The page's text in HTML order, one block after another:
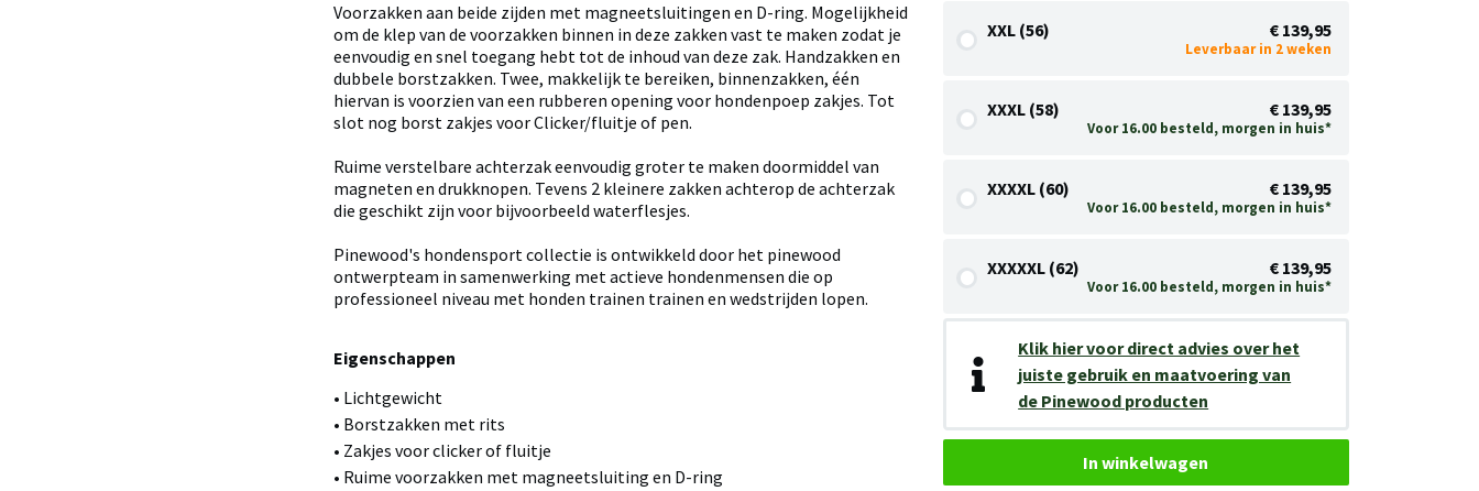
XXL (56) € 139,95
Leverbaar in 2 weken
XXXL (58) € 139,95
Voor 16.00 besteld, morgen in huis*
XXXXL (60) € 139,95
Voor 16.00 besteld, morgen in huis*
XXXXXL (62) € 139,95
Voor 16.00 besteld, morgen in huis*
Klik hier voor direct advies over het
juiste gebruik en maatvoering van
de Pinewood producten
In winkelwagen
Voorzakken aan beide zijden met magneetsluitingen en D-ring. Mogelijkheid
om de klep van de voorzakken binnen in deze zakken vast te maken zodat je
eenvoudig en snel toegang hebt tot de inhoud van deze zak. Handzakken en
dubbele borstzakken. Twee, makkelijk te bereiken, binnenzakken, één
hiervan is voorzien van een rubberen opening voor hondenpoep zakjes. Tot
slot nog borst zakjes voor Clicker/fluitje of pen.
Ruime verstelbare achterzak eenvoudig groter te maken doormiddel van
magneten en drukknopen. Tevens 2 kleinere zakken achterop de achterzak
die geschikt zijn voor bijvoorbeeld waterflesjes.
Pinewood's hondensport collectie is ontwikkeld door het pinewood
ontwerpteam in samenwerking met actieve hondenmensen die op
professioneel niveau met honden trainen trainen en wedstrijden lopen.
Eigenschappen
• Lichtgewicht
• Borstzakken met rits
• Zakjes voor clicker of fluitje
• Ruime voorzakken met magneetsluiting en D-ring